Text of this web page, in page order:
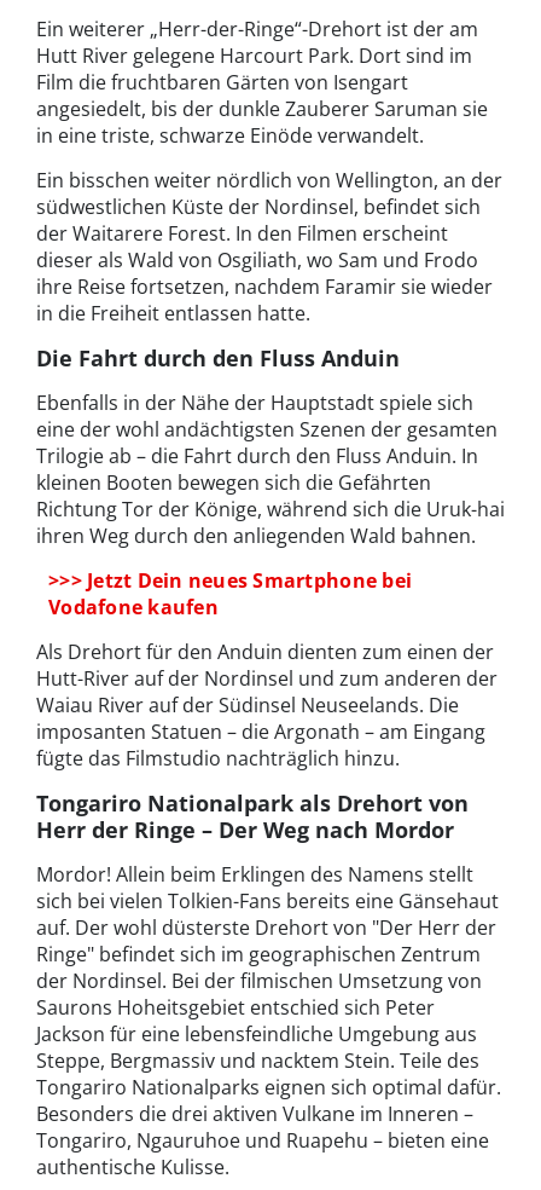
Ein weiterer „Herr-der-Ringe“-Drehort ist der am
Hutt River gelegene Harcourt Park. Dort sind im
Film die fruchtbaren Gärten von Isengart
angesiedelt, bis der dunkle Zauberer Saruman sie
in eine triste, schwarze Einöde verwandelt.
Ein bisschen weiter nördlich von Wellington, an der
südwestlichen Küste der Nordinsel, befindet sich
der Waitarere Forest. In den Filmen erscheint
dieser als Wald von Osgiliath, wo Sam und Frodo
ihre Reise fortsetzen, nachdem Faramir sie wieder
in die Freiheit entlassen hatte.
Die Fahrt durch den Fluss Anduin
Ebenfalls in der Nähe der Hauptstadt spiele sich
eine der wohl andächtigsten Szenen der gesamten
Trilogie ab – die Fahrt durch den Fluss Anduin. In
kleinen Booten bewegen sich die Gefährten
Richtung Tor der Könige, während sich die Uruk-hai
ihren Weg durch den anliegenden Wald bahnen.
>>> Jetzt Dein neues Smartphone bei
Vodafone kaufen
Als Drehort für den Anduin dienten zum einen der
Hutt-River auf der Nordinsel und zum anderen der
Waiau River auf der Südinsel Neuseelands. Die
imposanten Statuen – die Argonath – am Eingang
fügte das Filmstudio nachträglich hinzu.
Tongariro Nationalpark als Drehort von
Herr der Ringe – Der Weg nach Mordor
Mordor! Allein beim Erklingen des Namens stellt
sich bei vielen Tolkien-Fans bereits eine Gänsehaut
auf. Der wohl düsterste Drehort von "Der Herr der
Ringe" befindet sich im geographischen Zentrum
der Nordinsel. Bei der filmischen Umsetzung von
Saurons Hoheitsgebiet entschied sich Peter
Jackson für eine lebensfeindliche Umgebung aus
Steppe, Bergmassiv und nacktem Stein. Teile des
Tongariro Nationalparks eignen sich optimal dafür.
Besonders die drei aktiven Vulkane im Inneren –
Tongariro, Ngauruhoe und Ruapehu – bieten eine
authentische Kulisse.